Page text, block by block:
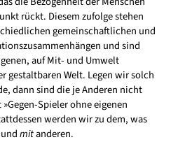
rückt. Diesem zufolge stehen
gemeinschaftlichen und
und sind
auf Mit- und Umwelt
gestaltbaren Welt. Legen wir solch
dann sind die je Anderen nicht
Spieler ohne eigenen
werden wir zu dem, was
mitanderen.